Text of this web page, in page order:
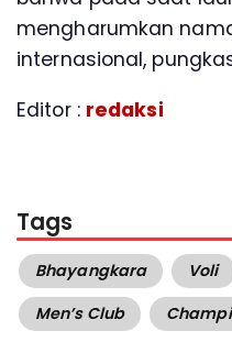
mengharumkan
internasional,
Editor : redaksi
Tags
Bhayangkara Voli
Men’s Club